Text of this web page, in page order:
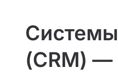
(CRM) —